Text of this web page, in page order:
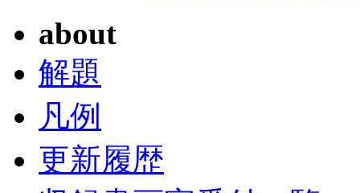
about
解題
凡例
更新履歴